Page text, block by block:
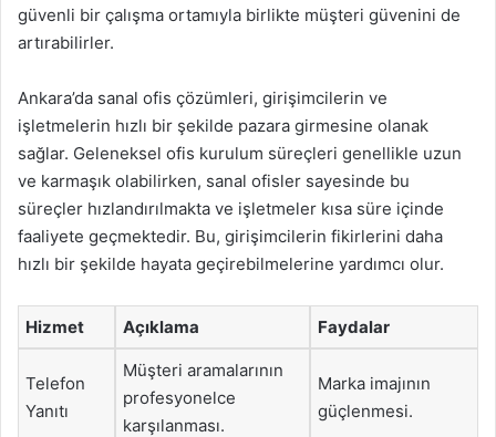
güvenli bir çalışma ortamıyla birlikte müşteri güvenini de
artırabilirler.
Ankara’da sanal ofis çözümleri, girişimcilerin ve
işletmelerin hızlı bir şekilde pazara girmesine olanak
sağlar. Geleneksel ofis kurulum süreçleri genellikle uzun
ve karmaşık olabilirken, sanal ofisler sayesinde bu
süreçler hızlandırılmakta ve işletmeler kısa süre içinde
faaliyete geçmektedir. Bu, girişimcilerin fikirlerini daha
hızlı bir şekilde hayata geçirebilmelerine yardımcı olur.
Hizmet Açıklama Faydalar
Telefon
Yanıtı
Müşteri aramalarının
profesyonelce
karşılanması.
Marka imajının
güçlenmesi.